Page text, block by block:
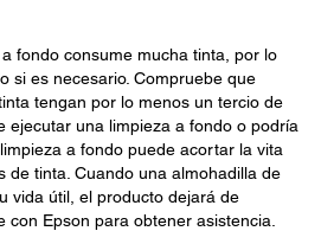
fondo consume mucha tinta, por lo
si es necesario. Compruebe que
tengan por lo menos un tercio de
ejecutar una limpieza a fondo o podría
a fondo puede acortar la vita
de tinta. Cuando una almohadilla de
vida útil, el producto dejará de
con Epson para obtener asistencia.